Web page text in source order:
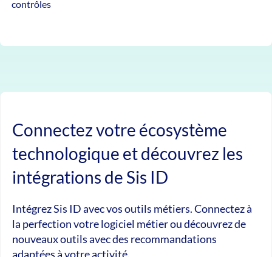
contrôles
Connectez votre écosystème
technologique et découvrez les
intégrations de Sis ID
Intégrez Sis ID avec vos outils métiers. Connectez à
la perfection votre logiciel métier ou découvrez de
nouveaux outils avec des recommandations